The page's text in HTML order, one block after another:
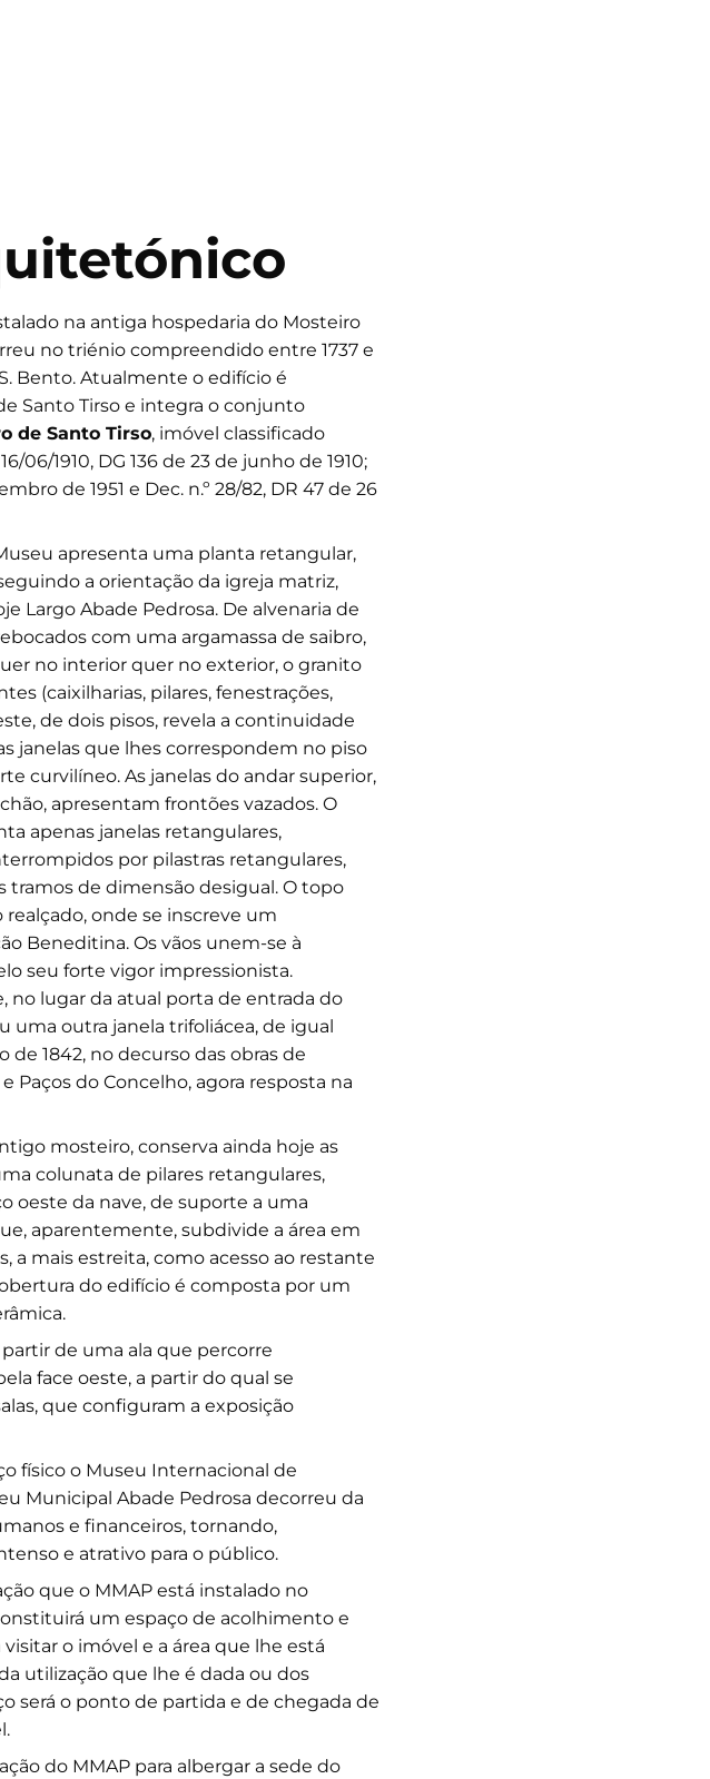
na antiga hospedaria do Mosteiro
no triénio compreendido entre 1737 e
Bento. Atualmente o edifício é
Santo Tirso e integra o conjunto
de Santo Tirso, imóvel classificado
06/1910, DG 136 de 23 de junho de 1910;
de 1951 e Dec. n.º 28/82, DR 47 de 26
apresenta uma planta retangular,
a orientação da igreja matriz,
Largo Abade Pedrosa. De alvenaria de
com uma argamassa de saibro,
no interior quer no exterior, o granito
(caixilharias, pilares, fenestrações,
de dois pisos, revela a continuidade
janelas que lhes correspondem no piso
curvilíneo. As janelas do andar superior,
apresentam frontões vazados. O
apenas janelas retangulares,
por pilastras retangulares,
de dimensão desigual. O topo
onde se inscreve um
Beneditina. Os vãos unem-se à
seu forte vigor impressionista.
no lugar da atual porta de entrada do
uma outra janela trifoliácea, de igual
de 1842, no decurso das obras de
Paços do Concelho, agora resposta na
mosteiro, conserva ainda hoje as
colunata de pilares retangulares,
oeste da nave, de suporte a uma
aparentemente, subdivide a área em
a mais estreita, como acesso ao restante
do edifício é composta por um
de uma ala que percorre
face oeste, a partir do qual se
que configuram a exposição
físico o Museu Internacional de
Municipal Abade Pedrosa decorreu da
e financeiros, tornando,
e atrativo para o público.
que o MMAP está instalado no
um espaço de acolhimento e
o imóvel e a área que lhe está
utilização que lhe é dada ou dos
será o ponto de partida e de chegada de
do MMAP para albergar a sede do